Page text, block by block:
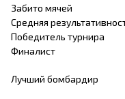
Забито мячей
Средняя
Победитель турнира
Финалист
Лучший бомбардир